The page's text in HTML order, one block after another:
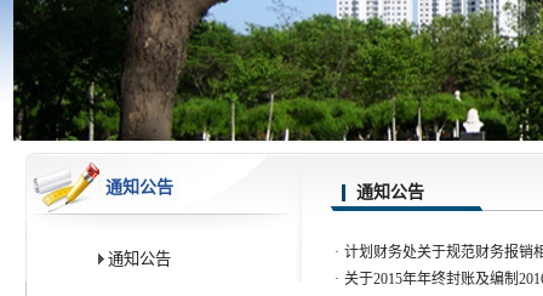
通知公告
通知公告
通知公告
· 计划财务处关于规范财务报销
· 关于2015年年终封账及编制